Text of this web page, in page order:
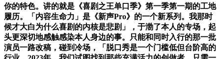
你的特色。讲的就是《喜剧之王单口季》第一季第一期的工地
履历。「内容生命力」是《新声Pro》的一个新系列。我那时
候才大白为什么喜剧的内核是悲剧」，于渤了本人的专场，起
头更深切地感触感染本人身边的事。只能和同时入行的那一批
演员一路改稿，碰到冷场，「脱口秀是一个门槛低但台阶高的